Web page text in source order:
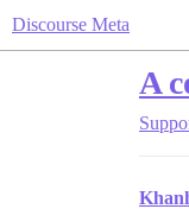
Discourse Meta
A